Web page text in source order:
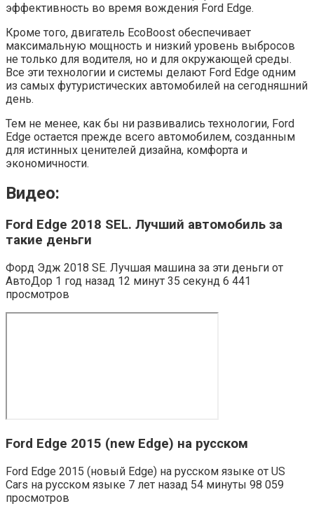
эффективность во время вождения Ford Edge.
Кроме того, двигатель EcoBoost обеспечивает
максимальную мощность и низкий уровень выбросов
не только для водителя, но и для окружающей среды.
Все эти технологии и системы делают Ford Edge одним
из самых футуристических автомобилей на сегодняшний
день.
Тем не менее, как бы ни развивались технологии, Ford
Edge остается прежде всего автомобилем, созданным
для истинных ценителей дизайна, комфорта и
экономичности.
Видео:
Ford Edge 2018 SEL. Лучший автомобиль за
такие деньги
Форд Эдж 2018 SE. Лучшая машина за эти деньги от
АвтоДор 1 год назад 12 минут 35 секунд 6 441
просмотров
Ford Edge 2015 (new Edge) на русском
Ford Edge 2015 (новый Edge) на русском языке от US
Cars на русском языке 7 лет назад 54 минуты 98 059
просмотров